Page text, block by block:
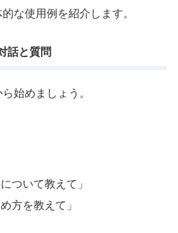
な使用例を紹介します。
話と質問
始めましょう。
ついて教えて」
方を教えて」